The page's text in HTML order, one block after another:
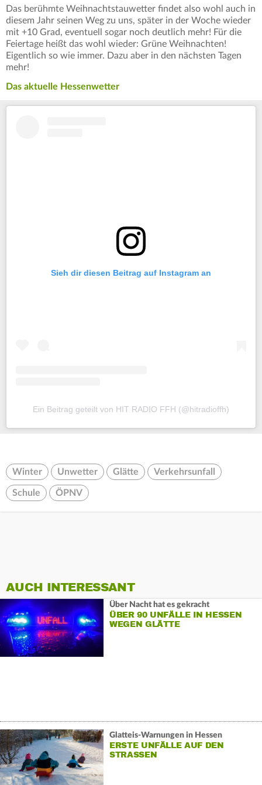
Das berühmte Weihnachtstauwetter findet also wohl auch in
diesem Jahr seinen Weg zu uns, später in der Woche wieder
mit +10 Grad, eventuell sogar noch deutlich mehr! Für die
Feiertage heißt das wohl wieder: Grüne Weihnachten!
Eigentlich so wie immer. Dazu aber in den nächsten Tagen
mehr!
Das aktuelle Hessenwetter
Sieh dir diesen Beitrag auf Instagram an
Ein Beitrag geteilt von HIT RADIO FFH (@hitradioffh)
Winter Unwetter Glätte Verkehrsunfall
Schule ÖPNV
AUCH INTERESSANT
Über Nacht hat es gekracht
ÜBER 90 UNFÄLLE IN HESSEN
WEGEN GLÄTTE
Glatteis-Warnungen in Hessen
ERSTE UNFÄLLE AUF DEN
STRASSEN